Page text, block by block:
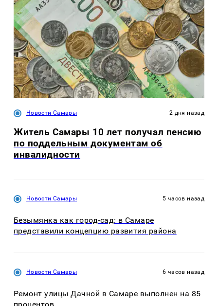
Новости Самары 2 дня назад
Житель Самары 10 лет получал пенсию
по поддельным документам об
инвалидности
Новости Самары 5 часов назад
Безымянка как город-сад: в Самаре
представили концепцию развития района
Новости Самары 6 часов назад
Ремонт улицы Дачной в Самаре выполнен на 85